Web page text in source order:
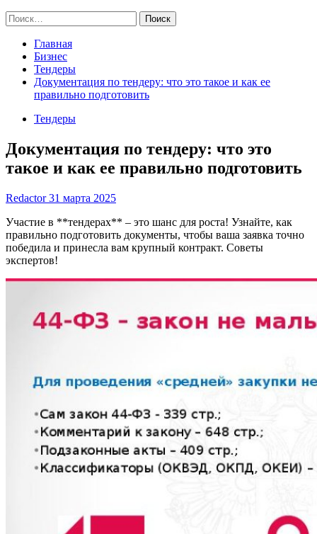
Найти:
Главная
Бизнес
Тендеры
Документация по тендеру: что это такое и как ее
правильно подготовить
Тендеры
Документация по тендеру: что это
такое и как ее правильно подготовить
Redactor31 марта 2025
Участие в **тендерах** – это шанс для роста! Узнайте, как
правильно подготовить документы, чтобы ваша заявка точно
победила и принесла вам крупный контракт. Советы
экспертов!